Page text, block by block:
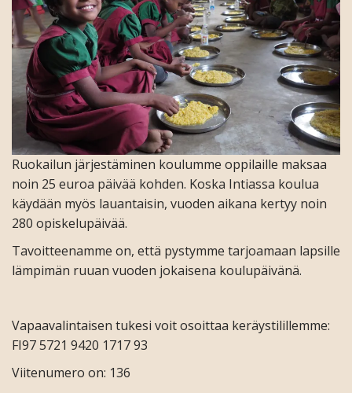
Ruokailun järjestäminen koulumme oppilaille maksaa
noin 25 euroa päivää kohden. Koska Intiassa koulua
käydään myös lauantaisin, vuoden aikana kertyy noin
280 opiskelupäivää.
Tavoitteenamme on, että pystymme tarjoamaan lapsille
lämpimän ruuan vuoden jokaisena koulupäivänä..
Vapaavalintaisen tukesi voit osoittaa keräystilillemme:
FI97 5721 9420 1717 93
Viitenumero on: 136